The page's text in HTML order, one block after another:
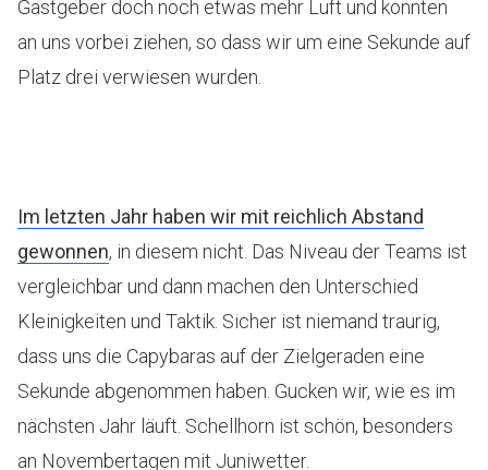
Gastgeber doch noch etwas mehr Luft und konnten
an uns vorbei ziehen, so dass wir um eine Sekunde auf
Platz drei verwiesen wurden.
Im letzten Jahr haben wir mit reichlich Abstand
gewonnen, in diesem nicht. Das Niveau der Teams ist
vergleichbar und dann machen den Unterschied
Kleinigkeiten und Taktik. Sicher ist niemand traurig,
dass uns die Capybaras auf der Zielgeraden eine
Sekunde abgenommen haben. Gucken wir, wie es im
nächsten Jahr läuft. Schellhorn ist schön, besonders
an Novembertagen mit Juniwetter.